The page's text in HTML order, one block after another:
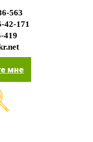
563
42-171
419
мне